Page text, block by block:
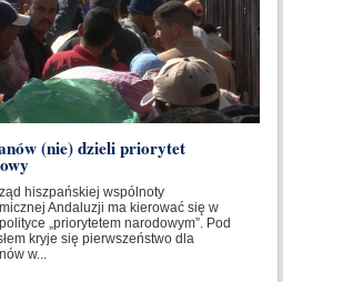
(nie) dzieli priorytet
hiszpańskiej wspólnoty
Andaluzji ma kierować się w
„priorytetem narodowym”. Pod
kryje się pierwszeństwo dla
w...